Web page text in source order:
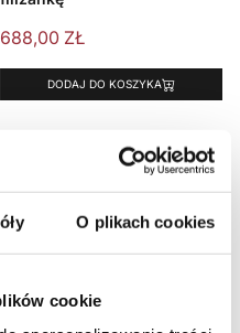
O plikach cookies
cookie
688,00 ZŁ
DODAJ DO KOSZYKA